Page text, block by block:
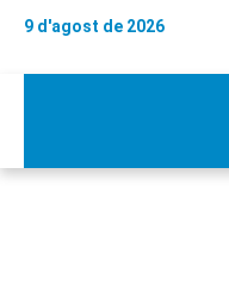
9 d'agost de 2026